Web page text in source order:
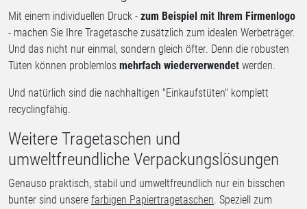
Mit einem individuellen Druck - zum Beispiel mit Ihrem Firmenlogo
- machen Sie Ihre Tragetasche zusätzlich zum idealen Werbeträger.
Und das nicht nur einmal, sondern gleich öfter. Denn die robusten
Tüten können problemlos mehrfach wiederverwendet werden.
Und natürlich sind die nachhaltigen "Einkaufstüten" komplett
recyclingfähig.
Weitere Tragetaschen und
umweltfreundliche Verpackungslösungen
Genauso praktisch, stabil und umweltfreundlich nur ein bisschen
bunter sind unsere farbigen Papiertragetaschen. Speziell zum